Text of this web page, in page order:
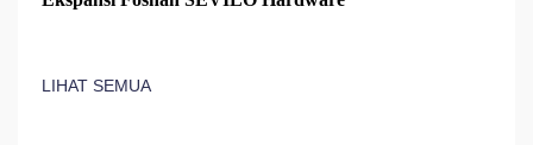
LIHAT SEMUA